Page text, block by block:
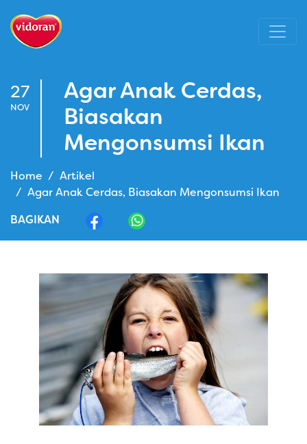
27
NOV
Agar Anak Cerdas,
Biasakan
Mengonsumsi Ikan
Home
Artikel
Agar Anak Cerdas, Biasakan Mengonsumsi Ikan
BAGIKAN